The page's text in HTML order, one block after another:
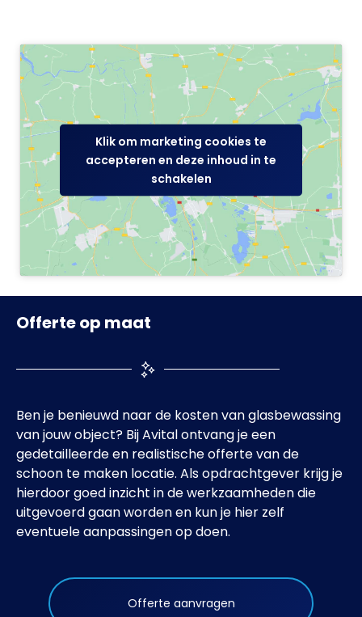
Klik om marketing cookies te
accepteren en deze inhoud in te
schakelen
Offerte op maat
Ben je benieuwd naar de kosten van glasbewassing
van jouw object? Bij Avital ontvang je een
gedetailleerde en realistische offerte van de
schoon te maken locatie. Als opdrachtgever krijg je
hierdoor goed inzicht in de werkzaamheden die
uitgevoerd gaan worden en kun je hier zelf
eventuele aanpassingen op doen.
Offerte aanvragen